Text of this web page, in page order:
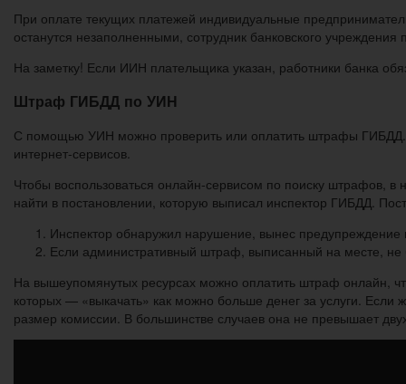
При оплате текущих платежей индивидуальные
останутся незаполненными, сотрудник банковского учреждения
На заметку! Если ИИН плательщика указан, работники банка
Штраф ГИБДД по УИН
С помощью УИН можно проверить или оплатить штрафы ГИБДД.
интернет-сервисов.
Чтобы воспользоваться онлайн-сервисом по поиску штрафов,
найти в постановлении, которую выписал инспектор ГИБДД.
Инспектор обнаружил нарушение, вынес
Если административный штраф, выписанный на месте,
На вышеупомянутых ресурсах можно оплатить штраф онлайн,
которых — «выкачать» как можно больше денег за услуги. Если
размер комиссии. В большинстве случаев она не превышает